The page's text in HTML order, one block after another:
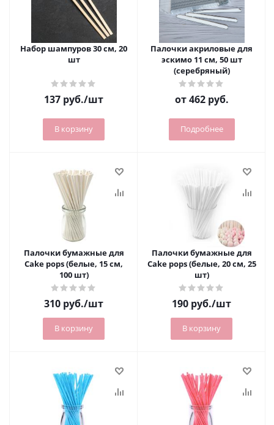
Набор шампуров 30 см, 20
шт
137 руб./шт
В корзину
Палочки акриловые для
эскимо 11 см, 50 шт
(серебряный)
от462 руб.
Подробнее
Палочки бумажные для
Cake pops (белые, 15 см,
100 шт)
310 руб./шт
В корзину
Палочки бумажные для
Cake pops (белые, 20 см, 25
шт)
190 руб./шт
В корзину